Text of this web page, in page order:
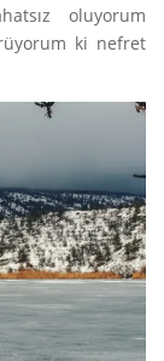
oluyorum
ki nefret